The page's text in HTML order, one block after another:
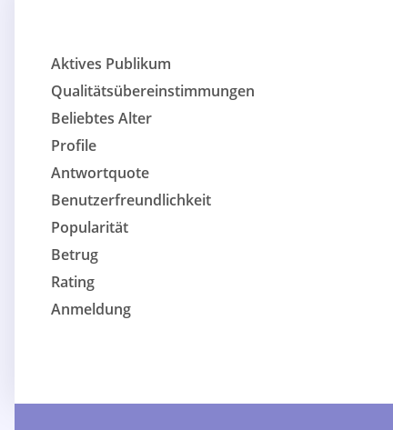
Aktives Publikum
Qualitätsübereinstimmungen
Beliebtes Alter
Profile
Antwortquote
Benutzerfreundlichkeit
Popularität
Betrug
Rating
Anmeldung